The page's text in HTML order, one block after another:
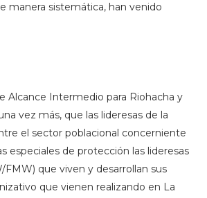
manera sistemática, han venido
Alcance Intermedio para Riohacha y
vez más, que las lideresas de la
el sector poblacional concerniente
especiales de protección las lideresas
que viven y desarrollan sus
que vienen realizando en La